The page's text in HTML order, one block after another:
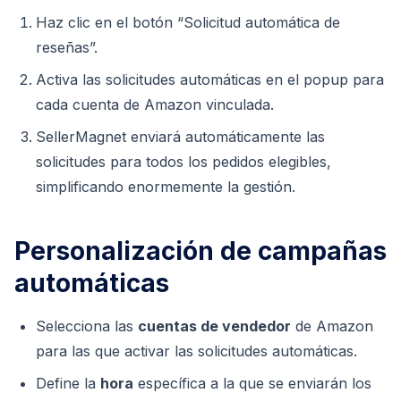
Haz clic en el botón “Solicitud automática de
reseñas”.
Activa las solicitudes automáticas en el popup para
cada cuenta de Amazon vinculada.
SellerMagnet enviará automáticamente las
solicitudes para todos los pedidos elegibles,
simplificando enormemente la gestión.
Personalización de campañas
automáticas
Selecciona las cuentas de vendedor de Amazon
para las que activar las solicitudes automáticas.
Define la hora específica a la que se enviarán los